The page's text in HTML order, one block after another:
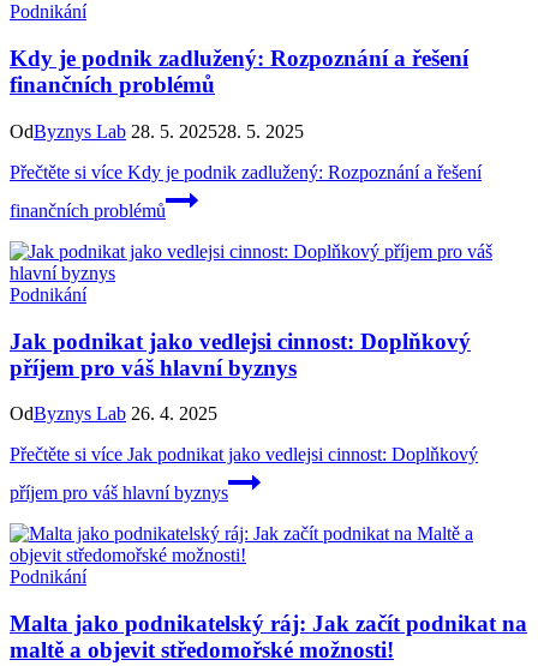
Podnikání
Kdy je podnik zadlužený: Rozpoznání a řešení
finančních problémů
OdByznys Lab 28. 5. 202528. 5. 2025
Přečtěte si více Kdy je podnik zadlužený: Rozpoznání a řešení
finančních problémů
Podnikání
Jak podnikat jako vedlejsi cinnost: Doplňkový
příjem pro váš hlavní byznys
OdByznys Lab 26. 4. 2025
Přečtěte si více Jak podnikat jako vedlejsi cinnost: Doplňkový
příjem pro váš hlavní byznys
Podnikání
Malta jako podnikatelský ráj: Jak začít podnikat na
maltě a objevit středomořské možnosti!